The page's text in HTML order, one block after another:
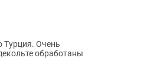
Турция. Очень
обработаны